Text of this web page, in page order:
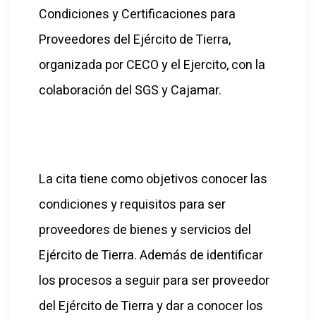
Condiciones y Certificaciones para
Proveedores del Ejército de Tierra,
organizada por CECO y el Ejercito, con la
colaboración del SGS y Cajamar.
La cita tiene como objetivos conocer las
condiciones y requisitos para ser
proveedores de bienes y servicios del
Ejército de Tierra. Además de identificar
los procesos a seguir para ser proveedor
del Ejército de Tierra y dar a conocer los